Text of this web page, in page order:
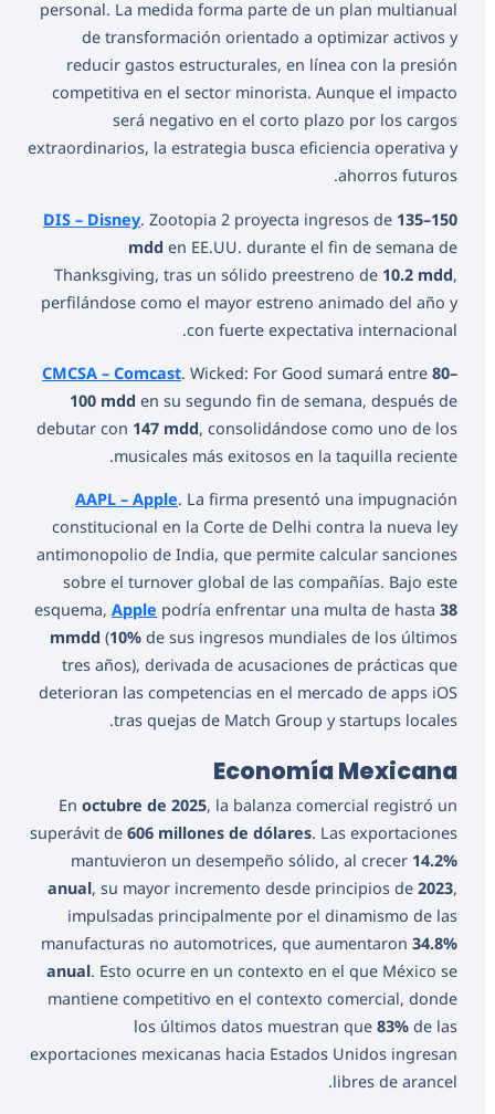
personal. La medida forma parte de un plan multianual
de transformación orientado a optimizar activos y
reducir gastos estructurales, en línea con la presión
competitiva en el sector minorista. Aunque el impacto
será negativo en el corto plazo por los cargos
extraordinarios, la estrategia busca eficiencia operativa y
ahorros futuros.
DIS – Disney. Zootopia 2 proyecta ingresos de 135–150
mdd en EE.UU. durante el fin de semana de
Thanksgiving, tras un sólido preestreno de 10.2 mdd,
perfilándose como el mayor estreno animado del año y
con fuerte expectativa internacional.
CMCSA – Comcast. Wicked: For Good sumará entre80–
100 mdd en su segundo fin de semana, después de
debutar con 147 mdd, consolidándose como uno de los
musicales más exitosos en la taquilla reciente.
AAPL – Apple. La firma presentó una impugnación
constitucional en la Corte de Delhi contra la nueva ley
antimonopolio de India, que permite calcular sanciones
sobre el turnover global de las compañías. Bajo este
esquema,Apple podría enfrentar una multa de hasta38
mmdd (10% de sus ingresos mundiales de los últimos
tres años), derivada de acusaciones de prácticas que
deterioran las competencias en el mercado de apps iOS
tras quejas de Match Group y startups locales.
Economía Mexicana
Enoctubre de 2025, la balanza comercial registró un
superávit de606 millones de dólares. Las exportaciones
mantuvieron un desempeño sólido, al crecer 14.2%
anual, su mayor incremento desde principios de2023,
impulsadas principalmente por el dinamismo de las
manufacturas no automotrices, que aumentaron34.8%
anual. Esto ocurre en un contexto en el que México se
mantiene competitivo en el contexto comercial, donde
los últimos datos muestran que83% de las
exportaciones mexicanas hacia Estados Unidos ingresan
libres de arancel.